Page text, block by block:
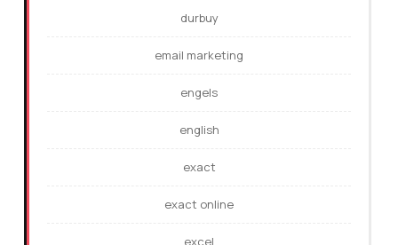
durbuy
email marketing
engels
english
exact
exact online
excel